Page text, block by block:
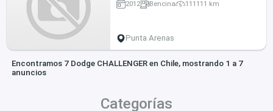
2012 Bencina 111111 km
Punta Arenas
Encontramos 7 Dodge CHALLENGER en Chile, mostrando 1 a 7
anuncios
Categorías